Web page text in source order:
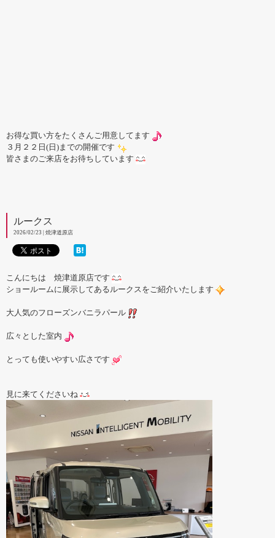
お得な買い方をたくさんご用意してます
３月２２日(日)までの開催です
皆さまのご来店をお待ちしています
ルークス
2026/02/23 | 焼津道原店
こんにちは 焼津道原店です
ショールームに展示してあるルークスをご紹介いたします
大人気のフローズンバニラパール
広々とした室内
とっても使いやすい広さです
見に来てくださいね